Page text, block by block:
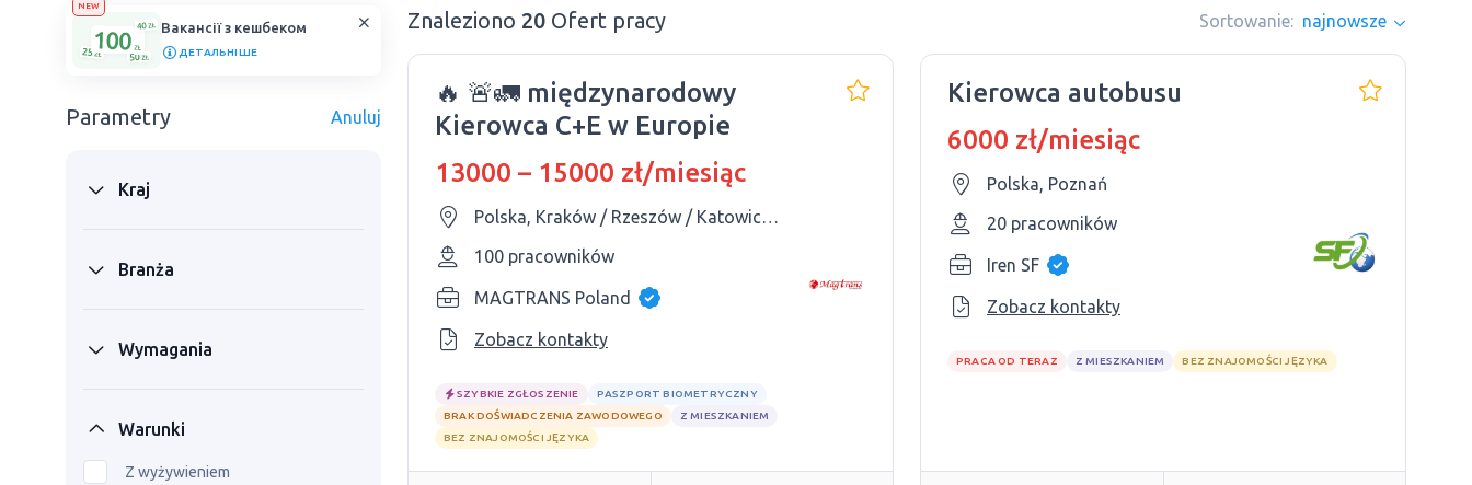
NEW
Вакансії з кешбеком
ДЕТАЛЬНІШЕ
Parametry Anuluj
Kraj
Branża
Wymagania
Warunki
Z wyżywieniem
Znaleziono 20 Ofert pracy Sortowanie: najnowsze
🔥 🚨🚛 międzynarodowy
Kierowca C+E w Europie
13000 – 15000 zł/miesiąc
Polska, Kraków / Rzeszów / Katowice / Kielce / Lublin
100 pracowników
MAGTRANS Poland
Zobacz kontakty
SZYBKIE ZGŁOSZENIE
PASZPORT BIOMETRYCZNY
BRAK DOŚWIADCZENIA ZAWODOWEGO
Z MIESZKANIEM
BEZ ZNAJOMOŚCI JĘZYKA
Kierowca autobusu
6000 zł/miesiąc
Polska, Poznań
20 pracowników
Iren SF
Zobacz kontakty
PRACA OD TERAZ Z MIESZKANIEM BEZ ZNAJOMOŚCI JĘZYKA